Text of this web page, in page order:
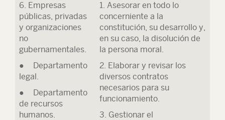
6. Empresas
públicas, privadas
y organizaciones
no
gubernamentales.
● Departamento
legal.
● Departamento
de recursos
humanos.
1. Asesorar en todo lo
concerniente a la
constitución, su desarrollo y,
en su caso, la disolución de
la persona moral.
2. Elaborar y revisar los
diversos contratos
necesarios para su
funcionamiento.
3. Gestionar el